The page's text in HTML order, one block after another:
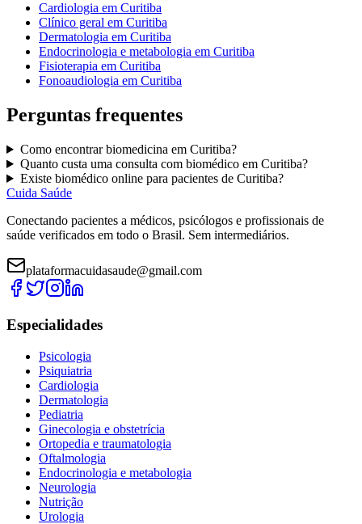
Cardiologia em Curitiba
Clínico geral em Curitiba
Dermatologia em Curitiba
Endocrinologia e metabologia em Curitiba
Fisioterapia em Curitiba
Fonoaudiologia em Curitiba
Perguntas frequentes
Como encontrarbiomedicina em Curitiba?
Quanto custa uma consulta com biomédicoem Curitiba?
Existe biomédicoonline para pacientes de Curitiba?
Cuida Saúde
Conectando pacientes a médicos, psicólogos e profissionais de
saúde verificados em todo o Brasil. Sem intermediários.
plataformacuidasaude@gmail.com
Especialidades
Psicologia
Psiquiatria
Cardiologia
Dermatologia
Pediatria
Ginecologia e obstetrícia
Ortopedia e traumatologia
Oftalmologia
Endocrinologia e metabologia
Neurologia
Nutrição
Urologia